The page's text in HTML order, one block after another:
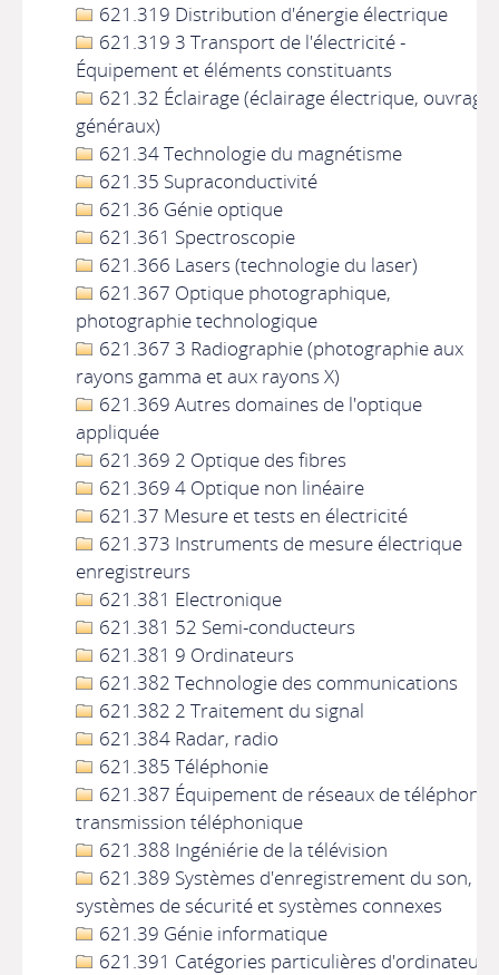
621.319 Distribution d'énergie électrique
621.319 3 Transport de l'électricité -
Équipement et éléments constituants
621.32 Éclairage (éclairage électrique,
généraux)
621.34 Technologie du magnétisme
621.35 Supraconductivité
621.36 Génie optique
621.361 Spectroscopie
621.366 Lasers (technologie du laser)
621.367 Optique photographique,
photographie technologique
621.367 3 Radiographie (photographie aux
rayons gamma et aux rayons X)
621.369 Autres domaines de l'optique
appliquée
621.369 2 Optique des fibres
621.369 4 Optique non linéaire
621.37 Mesure et tests en électricité
621.373 Instruments de mesure électrique
enregistreurs
621.381 Electronique
621.381 52 Semi-conducteurs
621.381 9 Ordinateurs
621.382 Technologie des communications
621.382 2 Traitement du signal
621.384 Radar, radio
621.385 Téléphonie
621.387 Équipement de réseaux de téléphonie,
transmission téléphonique
621.388 Ingéniérie de la télévision
621.389 Systèmes d'enregistrement du son,
systèmes de sécurité et systèmes connexes
621.39 Génie informatique
621.391 Catégories particulières d'ordinateurs